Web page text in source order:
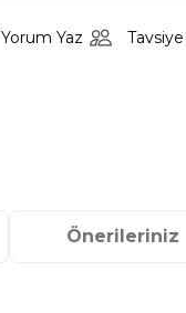
Yorum Yaz
Önerileriniz